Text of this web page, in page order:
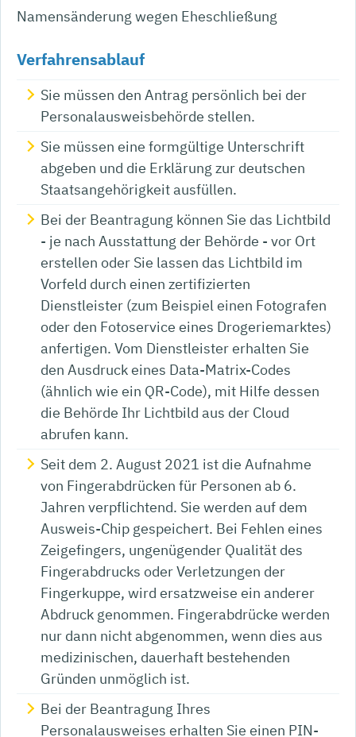
Namensänderung wegen Eheschließung
Verfahrensablauf
Sie müssen den Antrag persönlich bei der
Personalausweisbehörde stellen.
Sie müssen eine formgültige Unterschrift
abgeben und die Erklärung zur deutschen
Staatsangehörigkeit ausfüllen.
Bei der Beantragung können Sie das Lichtbild
- je nach Ausstattung der Behörde - vor Ort
erstellen oder Sie lassen das Lichtbild im
Vorfeld durch einen zertifizierten
Dienstleister (zum Beispiel einen Fotografen
oder den Fotoservice eines Drogeriemarktes)
anfertigen. Vom Dienstleister erhalten Sie
den Ausdruck eines Data-Matrix-Codes
(ähnlich wie ein QR-Code), mit Hilfe dessen
die Behörde Ihr Lichtbild aus der Cloud
abrufen kann.
Seit dem 2. August 2021 ist die Aufnahme
von Fingerabdrücken für Personen ab 6.
Jahren verpflichtend. Sie werden auf dem
Ausweis-Chip gespeichert. Bei Fehlen eines
Zeigefingers, ungenügender Qualität des
Fingerabdrucks oder Verletzungen der
Fingerkuppe, wird ersatzweise ein anderer
Abdruck genommen. Fingerabdrücke werden
nur dann nicht abgenommen, wenn dies aus
medizinischen, dauerhaft bestehenden
Gründen unmöglich ist.
Bei der Beantragung Ihres
Personalausweises erhalten Sie einen PIN-